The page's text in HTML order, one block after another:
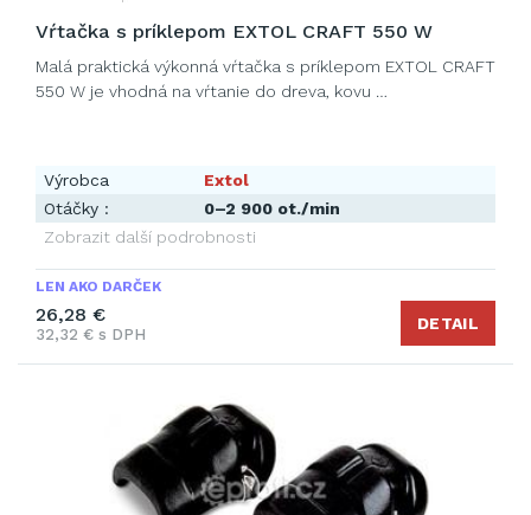
Vŕtačka s príklepom EXTOL CRAFT 550 W
Malá praktická výkonná vŕtačka s príklepom EXTOL CRAFT
550 W je vhodná na vŕtanie do dreva, kovu …
Výrobca
Extol
Otáčky :
0–2 900 ot./min
Zobrazit další podrobnosti
LEN AKO DARČEK
26,28 €
32,32 € s DPH
DETAIL